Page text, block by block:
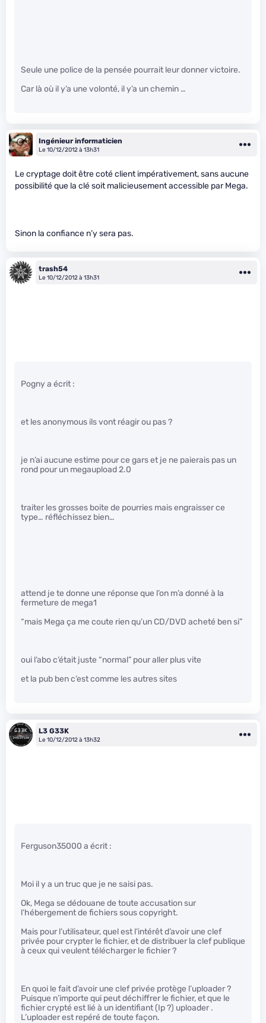
Seule une police de la pensée pourrait leur donner victoire.
Car là où il y’a une volonté, il y’a un chemin …
Ingénieur informaticien
Le 10/12/2012 à 13h31
Le cryptage doit être coté client impérativement, sans aucune
possibilité que la clé soit malicieusement accessible par Mega.
Sinon la confiance n’y sera pas.
trash54
Le 10/12/2012 à 13h31
Pogny a écrit :
et les anonymous ils vont réagir ou pas ?
je n’ai aucune estime pour ce gars et je ne paierais pas un
rond pour un megaupload 2.0
traiter les grosses boite de pourries mais engraisser ce
type… réfléchissez bien…
attend je te donne une réponse que l’on m’a donné à la
fermeture de mega1
“mais Mega ça me coute rien qu’un CD/DVD acheté ben si”
oui l’abo c’était juste “normal” pour aller plus vite
et la pub ben c’est comme les autres sites
L3 G33K
Le 10/12/2012 à 13h32
Ferguson35000 a écrit :
Moi il y a un truc que je ne saisi pas.
Ok, Mega se dédouane de toute accusation sur
l’hébergement de fichiers sous copyright.
Mais pour l’utilisateur, quel est l’intérêt d’avoir une clef
privée pour crypter le fichier, et de distribuer la clef publique
à ceux qui veulent télécharger le fichier ?
En quoi le fait d’avoir une clef privée protège l’uploader ?
Puisque n’importe qui peut déchiffrer le fichier, et que le
fichier crypté est lié à un identifiant (Ip ?) uploader .
L’uploader est repéré de toute façon.